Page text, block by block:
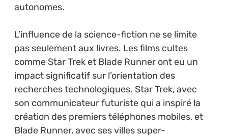
autonomes.
L’influence de la science-fiction ne se limite
pas seulement aux livres. Les films cultes
comme Star Trek et Blade Runner ont eu un
impact significatif sur l’orientation des
recherches technologiques. Star Trek, avec
son communicateur futuriste qui a inspiré la
création des premiers téléphones mobiles, et
Blade Runner, avec ses villes super-